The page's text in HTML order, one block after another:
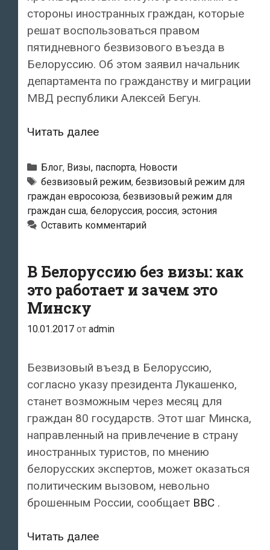
стороны иностранных граждан, которые
решат воспользоваться правом
пятидневного безвизового въезда в
Белоруссию. Об этом заявил начальник
департамента по гражданству и миграции
МВД республики Алексей Бегун.
Читать далееБелоруссия
с
Россией
будет
следить,
чтобы
не
режим
въезда
Рубрики
Блог, Визы, паспорта, Новости
Метки
безвизовый режим, безвизовый режим для
граждан евросоюза, безвизовый режим для
граждан сша, белоруссия, россия, эстония
Оставить комментарий
В Белоруссию без визы: как
это работает и зачем это
Минску
10.01.2017 от admin
Безвизовый въезд в Белоруссию,
согласно указу президента Лукашенко,
станет возможным через месяц для
граждан 80 государств. Этот шаг Минска,
направленный на привлечение в страну
иностранных туристов, по мнению
белорусских экспертов, может оказаться
политическим вызовом, невольно
брошенным России, сообщает BBC .
Читать далееВ